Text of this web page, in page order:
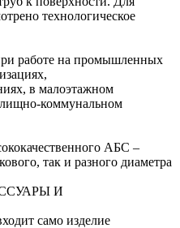
технологическое
работе на промышленных
в малоэтажном
коммунальном
АБС –
так и разного диаметра
И
само изделие